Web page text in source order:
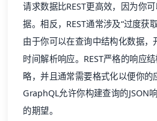
请求数据比REST更高效，因为你
据。相反，REST通常涉及“过度获取
由于你可以在查询中结构化数据，
时间解析响应。REST严格的响应
略，并且通常需要格式化以便你的
GraphQL允许你构建查询的JSON
的期望。